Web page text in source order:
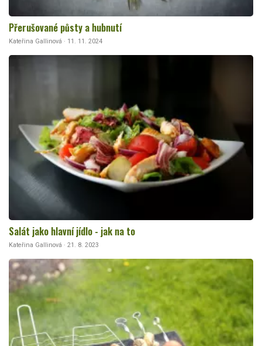
Přerušované půsty a hubnutí
Kateřina Gallinová · 11. 11. 2024
Salát jako hlavní jídlo - jak na to
Kateřina Gallinová · 21. 8. 2023